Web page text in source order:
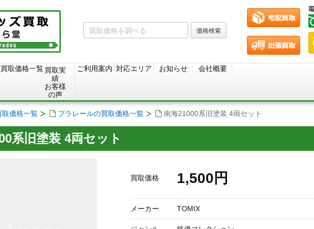
買取価格一覧買取実
績
お客様
の声
ご利用案内 対応エリア お知らせ 会社概要
取価格一覧 プラレールの買取価格一覧 南海21000系旧塗装 4両セット
系旧塗装 4両セット
買取価格 1,500円
メーカー TOMIX